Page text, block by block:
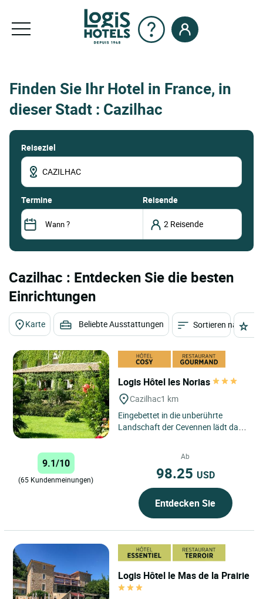
Finden Sie Ihr Hotel in France, in
dieser Stadt : Cazilhac
Reiseziel
termine Reisende
Cazilhac : Entdecken Sie die besten
Einrichtungen
Karte Beliebte Ausstattungen Sortieren nach
Logis Hôtel les Norias
Cazilhac1 km
Eingebettet in die unberührte
Landschaft der Cevennen lädt das
9.1/10
(65 Kundenmeinungen)
Ab
98.25 USD
Entdecken Sie
Logis Hôtel le Mas de la Prairie